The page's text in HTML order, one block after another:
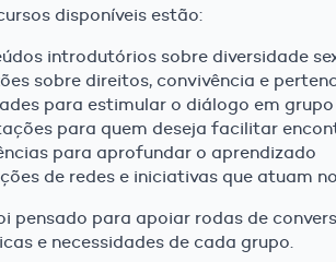
disponíveis estão:
introdutórios sobre diversidade
sobre direitos, convivência e
para estimular o diálogo em grupo
para quem deseja facilitar
para aprofundar o aprendizado
de redes e iniciativas que atuam
pensado para apoiar rodas de
e necessidades de cada grupo.